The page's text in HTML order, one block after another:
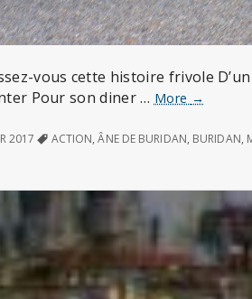
vous cette histoire frivole
Pour son diner … More L’âne
Buridan
→
2017 ACTION,ÂNE DE BURIDAN, BURIDAN,